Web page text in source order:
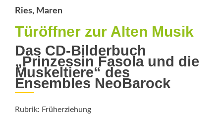
Ries, Maren
Türöffner zur Alten Musik
Das CD-Bilderbuch
„Prinzessin Fasola und die
Muskeltiere“ des
Ensembles NeoBarock
Rubrik: Früherziehung